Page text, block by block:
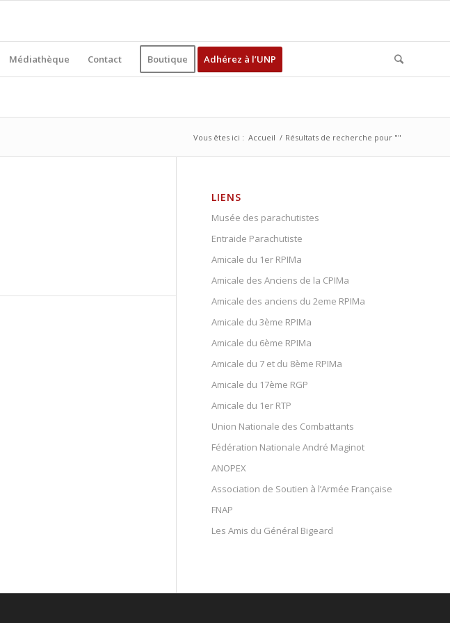
Médiathèque Contact Boutique Adhérez à l’UNP
Vous êtes ici : Accueil / Résultats de recherche pour ""
LIENS
Musée des parachutistes
Entraide Parachutiste
Amicale du 1er RPIMa
Amicale des Anciens de la CPIMa
Amicale des anciens du 2eme RPIMa
Amicale du 3ème RPIMa
Amicale du 6ème RPIMa
Amicale du 7 et du 8ème RPIMa
Amicale du 17ème RGP
Amicale du 1er RTP
Union Nationale des Combattants
Fédération Nationale André Maginot
ANOPEX
Association de Soutien à l’Armée Française
FNAP
Les Amis du Général Bigeard